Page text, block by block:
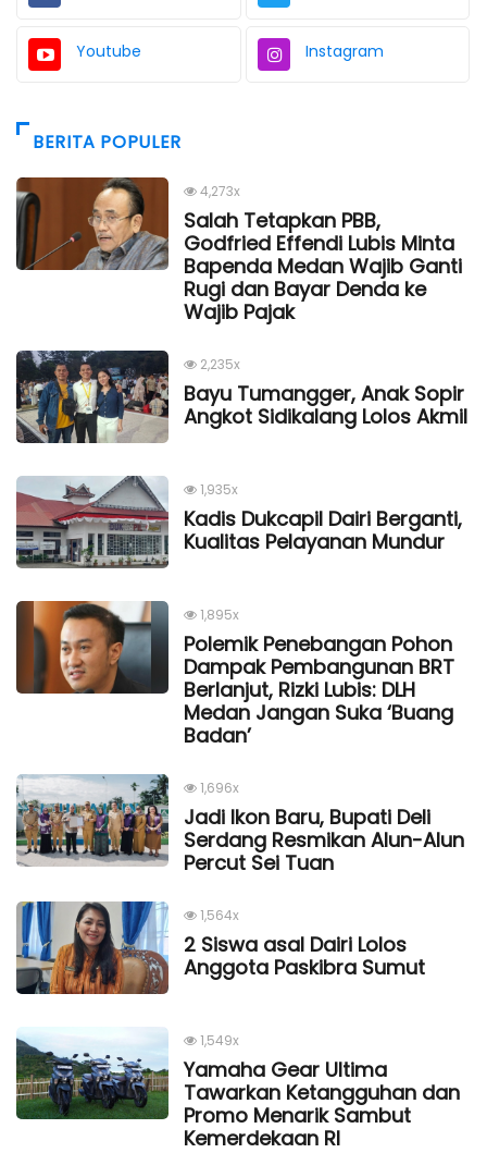
Youtube Instagram
BERITA POPULER
4,273x
Salah Tetapkan PBB,
Godfried Effendi Lubis Minta
Bapenda Medan Wajib Ganti
Rugi dan Bayar Denda ke
Wajib Pajak
2,235x
Bayu Tumangger, Anak Sopir
Angkot Sidikalang Lolos Akmil
1,935x
Kadis Dukcapil Dairi Berganti,
Kualitas Pelayanan Mundur
1,895x
Polemik Penebangan Pohon
Dampak Pembangunan BRT
Berlanjut, Rizki Lubis: DLH
Medan Jangan Suka ‘Buang
Badan’
1,696x
Jadi Ikon Baru, Bupati Deli
Serdang Resmikan Alun-Alun
Percut Sei Tuan
1,564x
2 Siswa asal Dairi Lolos
Anggota Paskibra Sumut
1,549x
Yamaha Gear Ultima
Tawarkan Ketangguhan dan
Promo Menarik Sambut
Kemerdekaan Rl